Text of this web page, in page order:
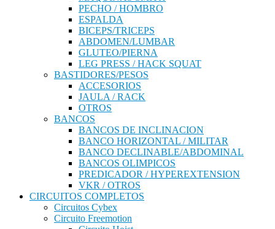
PECHO / HOMBRO
ESPALDA
BICEPS/TRICEPS
ABDOMEN/LUMBAR
GLUTEO/PIERNA
LEG PRESS / HACK SQUAT
BASTIDORES/PESOS
ACCESORIOS
JAULA / RACK
OTROS
BANCOS
BANCOS DE INCLINACION
BANCO HORIZONTAL / MILITAR
BANCO DECLINABLE/ABDOMINAL
BANCOS OLIMPICOS
PREDICADOR / HYPEREXTENSION
VKR / OTROS
CIRCUITOS COMPLETOS
Circuitos Cybex
Circuito Freemotion